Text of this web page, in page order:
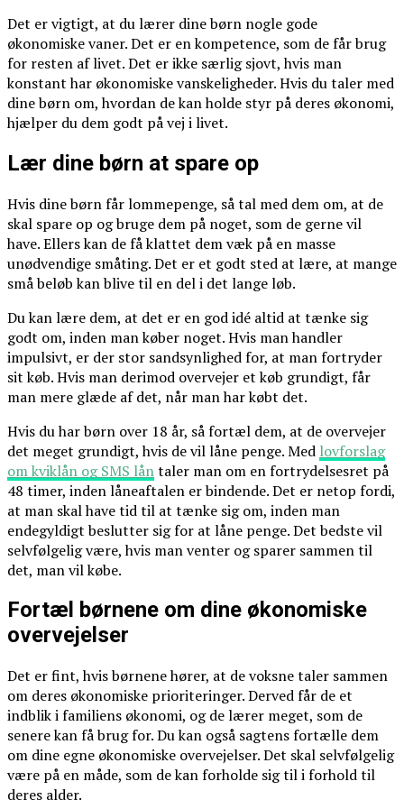
Det er vigtigt, at du lærer dine børn nogle gode
økonomiske vaner. Det er en kompetence, som de får brug
for resten af livet. Det er ikke særlig sjovt, hvis man
konstant har økonomiske vanskeligheder. Hvis du taler med
dine børn om, hvordan de kan holde styr på deres økonomi,
hjælper du dem godt på vej i livet.
Lær dine børn at spare op
Hvis dine børn får lommepenge, så tal med dem om, at de
skal spare op og bruge dem på noget, som de gerne vil
have. Ellers kan de få klattet dem væk på en masse
unødvendige småting. Det er et godt sted at lære, at mange
små beløb kan blive til en del i det lange løb.
Du kan lære dem, at det er en god idé altid at tænke sig
godt om, inden man køber noget. Hvis man handler
impulsivt, er der stor sandsynlighed for, at man fortryder
sit køb. Hvis man derimod overvejer et køb grundigt, får
man mere glæde af det, når man har købt det.
Hvis du har børn over 18 år, så fortæl dem, at de overvejer
det meget grundigt, hvis de vil låne penge. Med lovforslag
om kviklån og SMS låntaler man om en fortrydelsesret på
48 timer, inden låneaftalen er bindende. Det er netop fordi,
at man skal have tid til at tænke sig om, inden man
endegyldigt beslutter sig for at låne penge. Det bedste vil
selvfølgelig være, hvis man venter og sparer sammen til
det, man vil købe.
Fortæl børnene om dine økonomiske
overvejelser
Det er fint, hvis børnene hører, at de voksne taler sammen
om deres økonomiske prioriteringer. Derved får de et
indblik i familiens økonomi, og de lærer meget, som de
senere kan få brug for. Du kan også sagtens fortælle dem
om dine egne økonomiske overvejelser. Det skal selvfølgelig
være på en måde, som de kan forholde sig til i forhold til
deres alder.